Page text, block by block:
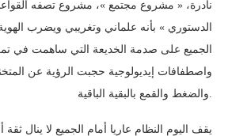
نادرة، « مشروع مجتمع »، مشروع تصفه
الدستوري » بأنه علماني وتغريبي ويضرب
الجميع على صدمة الخديعة التي ساهمت في
واصطفافات إيديولوجية حجبت الرؤية عن
والضغط والقمع بالبقية الباقية.
يقف اليوم النظام عاريا أمام الجميع لا ينال